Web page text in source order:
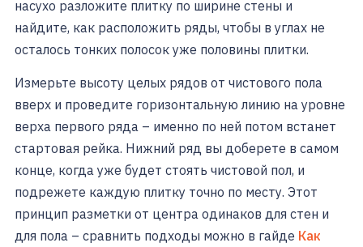
насухо разложите плитку по ширине стены и
найдите, как расположить ряды, чтобы в углах не
осталось тонких полосок уже половины плитки.
Измерьте высоту целых рядов от чистового пола
вверх и проведите горизонтальную линию на уровне
верха первого ряда – именно по ней потом встанет
стартовая рейка. Нижний ряд вы доберете в самом
конце, когда уже будет стоять чистовой пол, и
подрежете каждую плитку точно по месту. Этот
принцип разметки от центра одинаков для стен и
для пола – сравнить подходы можно в гайде Как